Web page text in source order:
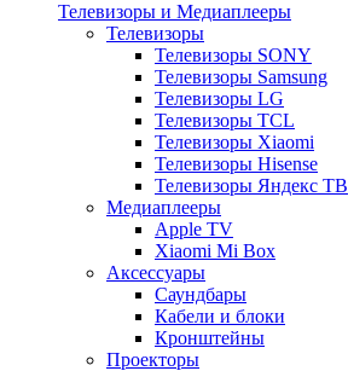
Телевизоры и Медиаплееры
Телевизоры
Телевизоры SONY
Телевизоры Samsung
Телевизоры LG
Телевизоры TCL
Телевизоры Xiaomi
Телевизоры Hisense
Телевизоры Яндекс ТВ
Медиаплееры
Apple TV
Xiaomi Mi Box
Аксессуары
Саундбары
Кабели и блоки
Кронштейны
Проекторы